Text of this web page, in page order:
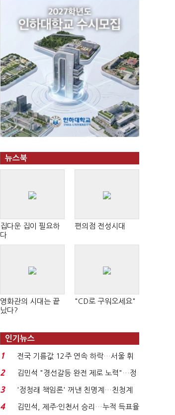
뉴스북
집다운 집이 필요하
다
편의점 전성시대
영화관의 시대는 끝
났다?
"CD로 구워오세요"
인기뉴스
1
전국 기름값 12주 연속 하락…서울 휘
발윳값 1909원...
2
김민석 "경선갈등 완전 제로 노력"…정
청래 "반명 공세 사...
3
'정청래 책임론' 꺼낸 친명계…친청계
는 추가투표 때리기...
4
김민석, 제주·인천서 승리…누적 득표율